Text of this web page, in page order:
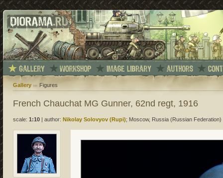
Gallery Figures
French Chauchat MG Gunner, 62nd regt, 1916
scale: 1:10 author: Nikolay Solovyov (Rupi); Moscow, Russia (Russian Federation)